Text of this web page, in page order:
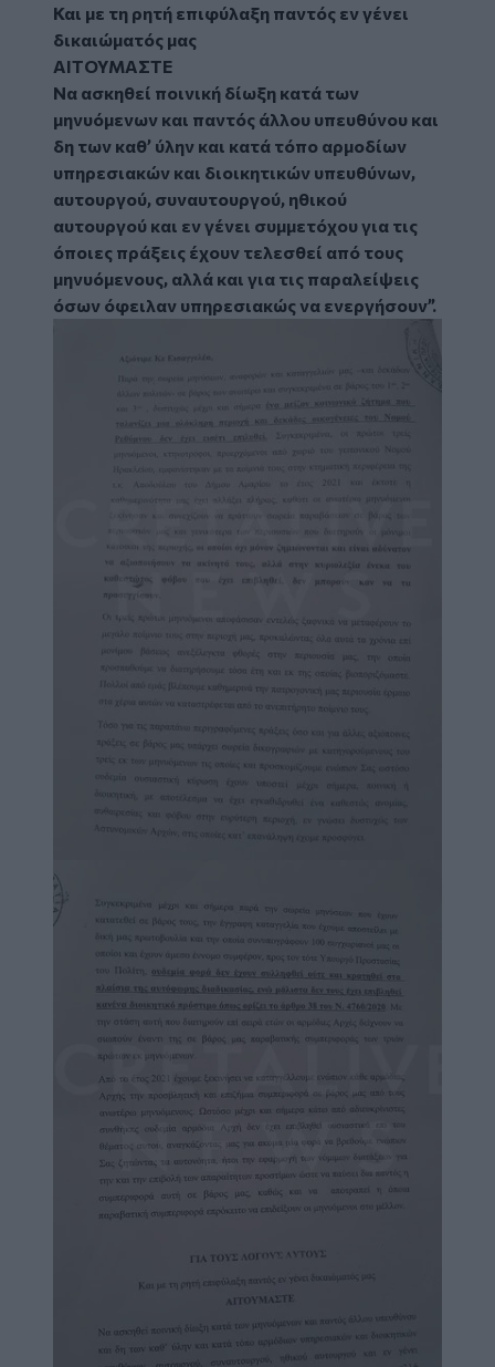
Και με τη ρητή επιφύλαξη παντός εν γένει
δικαιώματός μας
ΑΙΤΟΥΜΑΣΤΕ
Να ασκηθεί ποινική δίωξη κατά των
μηνυόμενων και παντός άλλου υπευθύνου και
δη των καθ’ ύλην και κατά τόπο αρμοδίων
υπηρεσιακών και διοικητικών υπευθύνων,
αυτουργού, συναυτουργού, ηθικού
αυτουργού και εν γένει συμμετόχου για τις
όποιες πράξεις έχουν τελεσθεί από τους
μηνυόμενους, αλλά και για τις παραλείψεις
όσων όφειλαν υπηρεσιακώς να ενεργήσουν”.
Image